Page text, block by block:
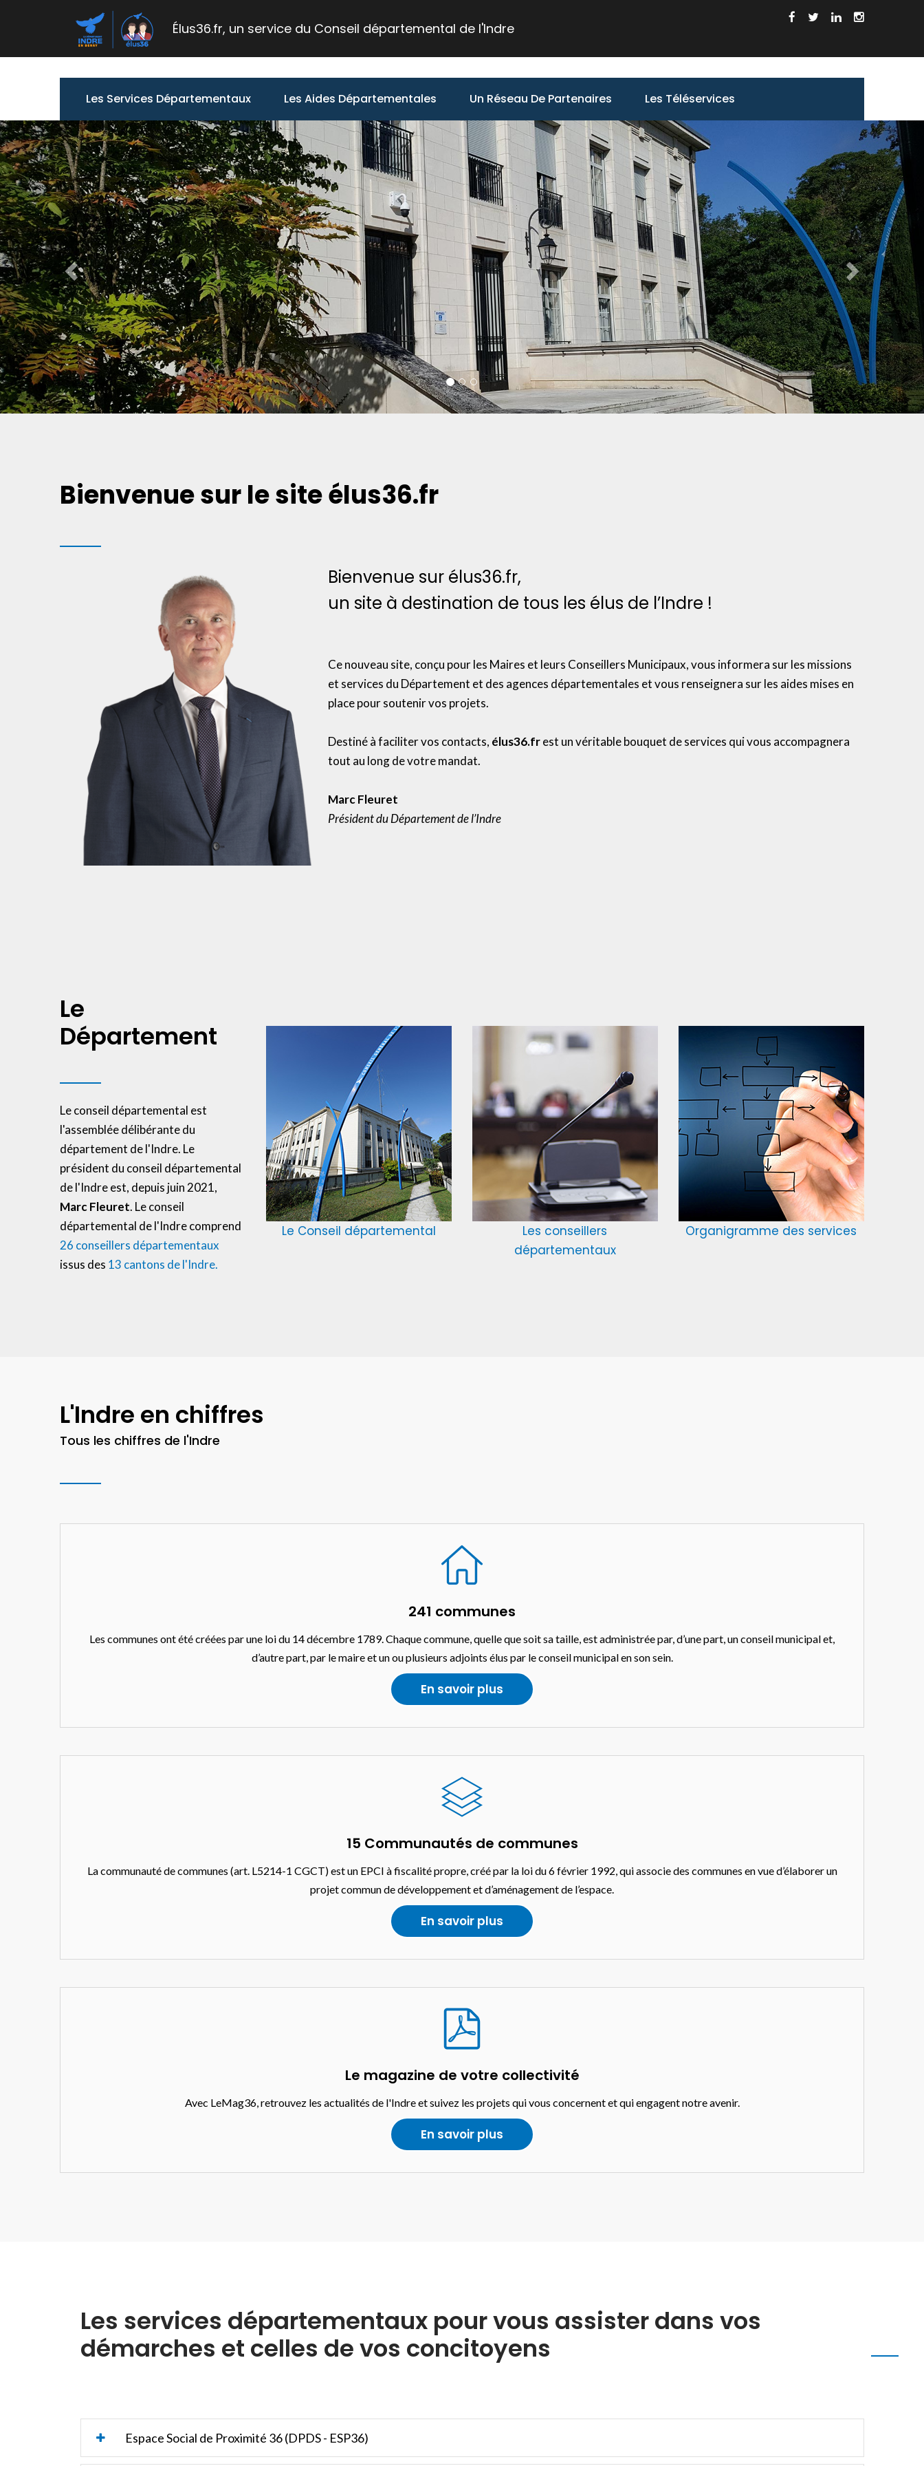
Élus36.fr, un service du Conseil départemental de l'Indre
Les Services Départementaux Les Aides Départementales Un Réseau De Partenaires Les Téléservices
Précédent Suivant
Bienvenue sur le site élus36.fr
Bienvenue sur élus36.fr,
un site à destination de tous les élus de l’Indre !
Ce nouveau site, conçu pour les Maires et leurs Conseillers Municipaux, vous informera sur les missions
et services du Département et des agences départementales et vous renseignera sur les aides mises en
place pour soutenir vos projets.
Destiné à faciliter vos contacts, élus36.frest un véritable bouquet de services qui vous accompagnera
tout au long de votre mandat.
Marc Fleuret
Président du Département de l’Indre
Le
Département
Le conseil départemental est
l'assemblée délibérante du
département de l'Indre. Le
président du conseil départemental
de l'Indre est, depuis juin 2021,
Marc Fleuret. Le conseil
départemental de l'Indre comprend
26 conseillers départementaux
issus des 13 cantons de l'Indre.
Le Conseil départemental
Les conseillers
départementaux
Organigramme des services
L'Indre en chiffres
Tous les chiffres de l'Indre
241 communes
Les communes ont été créées par une loi du 14 décembre 1789. Chaque commune, quelle que soit sa taille, est administrée par, d’une part, un conseil municipal et,
d’autre part, par le maire et un ou plusieurs adjoints élus par le conseil municipal en son sein.
En savoir plus
15 Communautés de communes
La communauté de communes (art. L5214-1 CGCT) est un EPCI à fiscalité propre, créé par la loi du 6 février 1992, qui associe des communes en vue d’élaborer un
projet commun de développement et d’aménagement de l’espace.
En savoir plus
Le magazine de votre collectivité
Avec LeMag36, retrouvez les actualités de l'Indre et suivez les projets qui vous concernent et qui engagent notre avenir.
En savoir plus
Les services départementaux pour vous assister dans vos
démarches et celles de vos concitoyens
Espace Social de Proximité 36 (DPDS - ESP36)